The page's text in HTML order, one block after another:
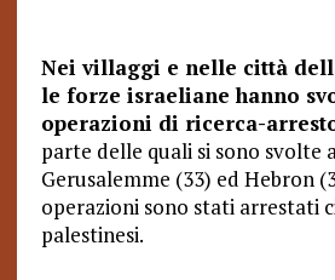
Nei villaggi e nelle città
le forze israeliane hanno
operazioni di ricerca-
parte delle quali si sono svolte
Gerusalemme (33) ed Hebron
operazioni sono stati arrestati
palestinesi.